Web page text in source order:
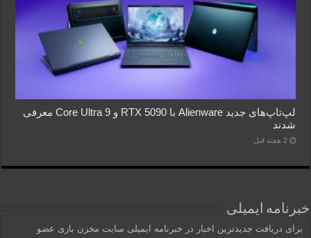
لپ‌تاپ‌های جدید Alienware با RTX 5090 و Core Ultra 9 معرفی
شدند
2 هفته قبل
خبرنامه ایمیلی
برای دریافت جدیدترین اخبار در خبرنامه ایمیلی سایت مخزن بازی عضو